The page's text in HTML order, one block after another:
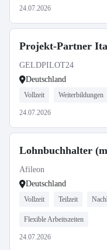
24.07.2026
Projekt-Partner
GELDPILOT24
Deutschland
Vollzeit Weiterbildungen
24.07.2026
Lohnbuchhalter
Afileon
Deutschland
Vollzeit Teilzeit
Flexible Arbeitszeiten
24.07.2026